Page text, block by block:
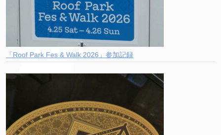
「Roof Park Fes & Walk 2026」参加記録